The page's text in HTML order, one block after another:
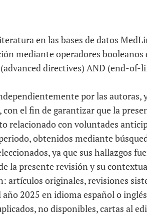
en las bases de datos
mediante operadores booleanos
directives) AND (end-of-
por las autoras,
el fin de garantizar que la
relacionado con voluntades
obtenidos mediante
ya que sus hallazgos
la presente revisión y su
artículos originales, revisiones
2025 en idioma español o
no disponibles, cartas al